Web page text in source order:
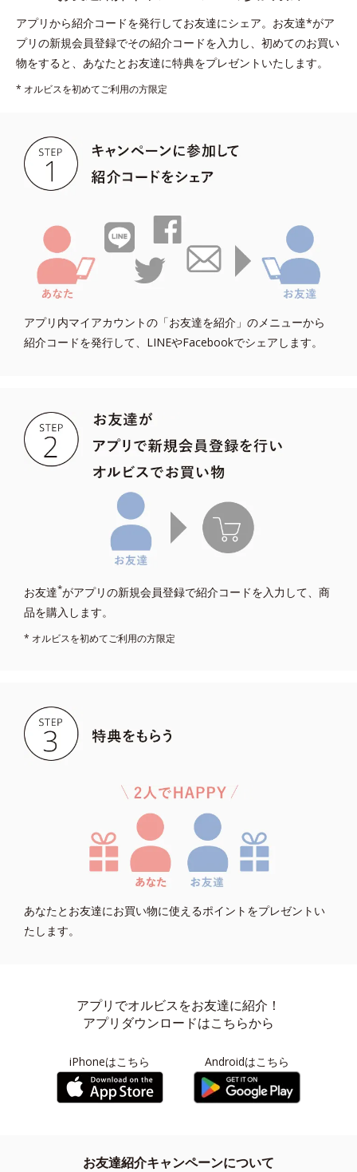
アプリから紹介コードを発行してお友達にシェア。お友達*がア
プリの新規会員登録でその紹介コードを入力し、 初めてのお買い
物をすると、あなたとお友達に特典をプレゼントいたします。
* オルビスを初めてご利用の方限定
アプリ内マイアカウントの「お友達を紹介」のメニューから
紹介コードを発行して、LINEやFacebookでシェアします。
お友達*がアプリの新規会員登録で紹介コードを入力して、商
品を購入します。
* オルビスを初めてご利用の方限定
あなたとお友達にお買い物に使えるポイントをプレゼントい
たします。
アプリでオルビスをお友達に紹介！
アプリダウンロードはこちらから
iPhoneはこちら Androidはこちら
お友達紹介キャンペーンについて